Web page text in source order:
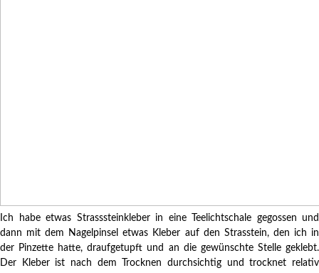
Ich habe etwas Strasssteinkleber in eine Teelichtschale gegossen und
dann mit dem Nagelpinsel etwas Kleber auf den Strasstein, den ich in
der Pinzette hatte, draufgetupft und an die gewünschte Stelle geklebt.
Der Kleber ist nach dem Trocknen durchsichtig und trocknet relativ